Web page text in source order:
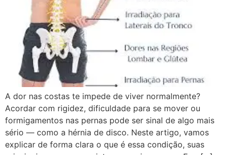
A dor nas costas te impede de viver normalmente?
Acordar com rigidez, dificuldade para se mover ou
formigamentos nas pernas pode ser sinal de algo mais
sério — como a hérnia de disco. Neste artigo, vamos
explicar de forma clara o que é essa condição, suas